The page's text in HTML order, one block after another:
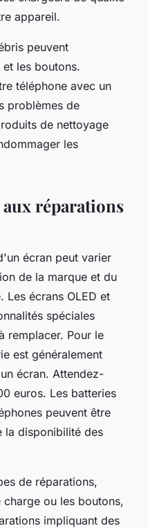
appareil.
peuvent
les boutons.
téléphone avec un
problèmes de
de nettoyage
les
aux réparations
écran peut varier
de la marque et du
Les écrans OLED et
spéciales
remplacer. Pour le
est généralement
écran. Attendez-
euros. Les batteries
peuvent être
la disponibilité des
de réparations,
ou les boutons,
impliquant des